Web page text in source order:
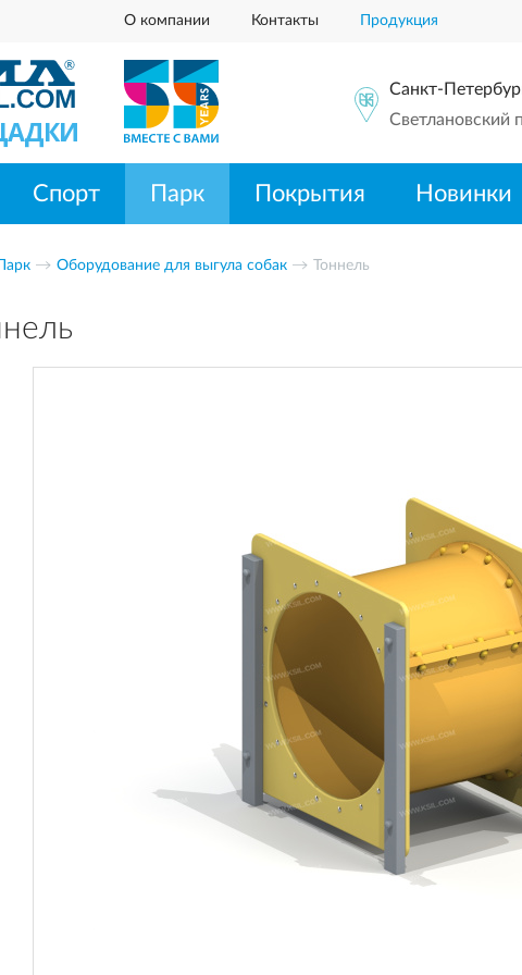
О компании Контакты Продукция
Санкт-
Светлановский
Спорт Парк Покрытия Новинки
Парк Оборудование для выгула собак Тоннель